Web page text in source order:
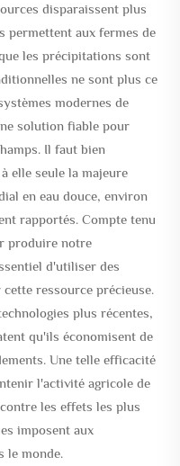
disparaissent plus
permettent aux fermes de
les précipitations sont
ne sont plus ce
modernes de
solution fiable pour
Il faut bien
elle seule la majeure
en eau douce, environ
rapportés. Compte tenu
produire notre
d'utiliser des
ressource précieuse.
plus récentes,
qu'ils économisent de
Une telle efficacité
l'activité agricole de
les effets les plus
imposent aux
le monde.